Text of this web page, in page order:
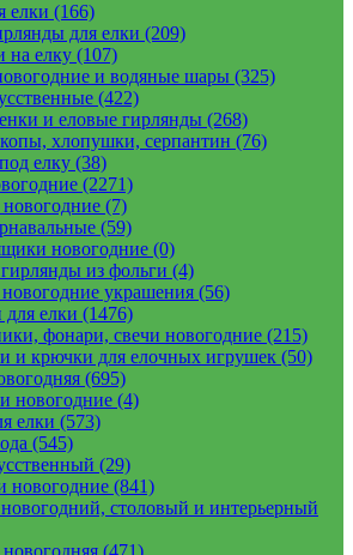
елки (166)
для елки (209)
на елку (107)
и водяные шары (325)
(422)
и еловые гирлянды (268)
хлопушки, серпантин (76)
елку (38)
(2271)
(7)
(59)
новогодние (0)
из фольги (4)
украшения (56)
елки (1476)
фонари, свечи новогодние (215)
и крючки для елочных игрушек (50)
(695)
новогодние (4)
елки (573)
(545)
(29)
новогодние (841)
новогодний, столовый и интерьерный
(471)